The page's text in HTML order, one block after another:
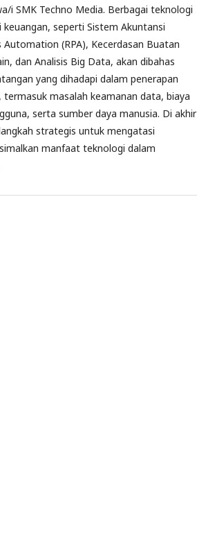
i SMK Techno Media. Berbagai teknologi
seperti Sistem Akuntansi
(RPA), Kecerdasan Buatan
dan Analisis Big Data, akan dibahas
yang dihadapi dalam penerapan
masalah keamanan data, biaya
serta sumber daya manusia. Di akhir
strategis untuk mengatasi
manfaat teknologi dalam